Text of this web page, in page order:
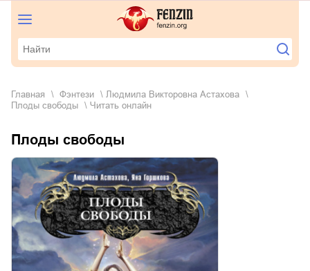
Главная фэнтези
Людмила Викторовна Астахова
Плоды свободы
Читать онлайн
Плоды свободы